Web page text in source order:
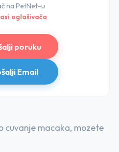
na PetNet-u
oglašivača
poruku
Email
cuvanje macaka, mozete